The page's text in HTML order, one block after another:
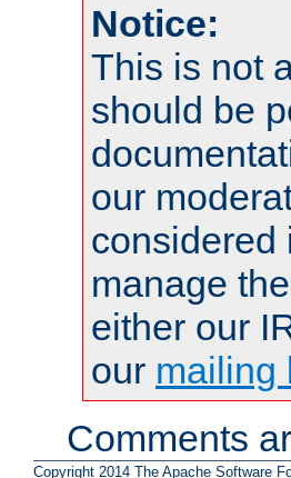
Notice:
This is not
should be
our
considered
manage
either our
our mailing
Comments
Copyright 2014 The Apache Software